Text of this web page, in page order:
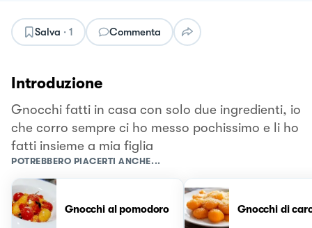
Salva · 1 Commenta
Introduzione
Gnocchi fatti in casa con solo due ingredienti, io
che corro sempre ci ho messo pochissimo e li ho
fatti insieme a mia figlia
POTREBBERO PIACERTI ANCHE...
Gnocchi al pomodoro Gnocchi di